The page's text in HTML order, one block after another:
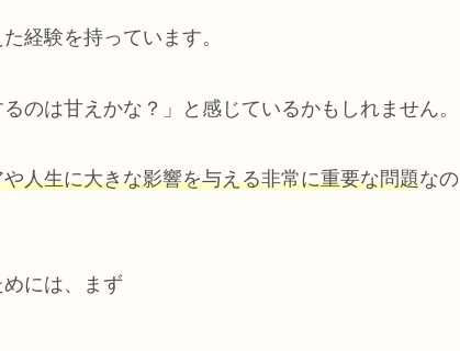
経験を持っています。
のは甘えかな？」と感じているかもしれません。
人生に大きな影響を与える非常に重要な問題なの
には、まず